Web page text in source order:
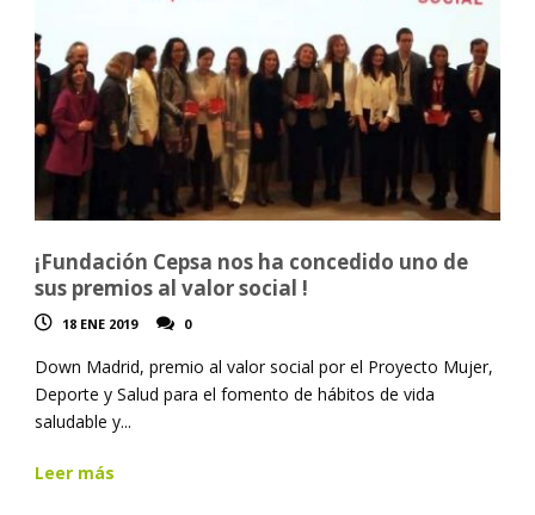
¡Fundación Cepsa nos ha concedido uno de
sus premios al valor social !
18 ENE 2019 0
Down Madrid, premio al valor social por el Proyecto Mujer,
Deporte y Salud para el fomento de hábitos de vida
saludable y...
Leer más